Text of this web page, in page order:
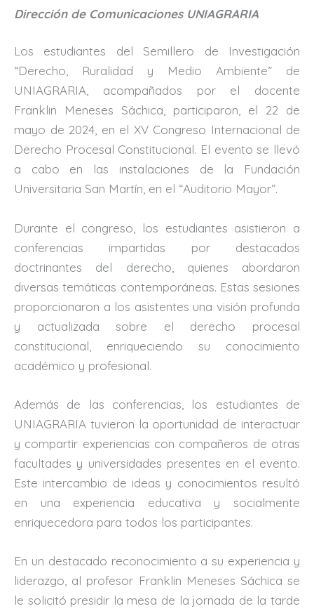
Dirección de Comunicaciones UNIAGRARIA
Los estudiantes del Semillero de Investigación
“Derecho, Ruralidad y Medio Ambiente” de
UNIAGRARIA, acompañados por el docente
Franklin Meneses Sáchica, participaron, el 22 de
mayo de 2024, en el XV Congreso Internacional de
Derecho Procesal Constitucional. El evento se llevó
a cabo en las instalaciones de la Fundación
Universitaria San Martín, en el “Auditorio Mayor”.
Durante el congreso, los estudiantes asistieron a
conferencias impartidas por destacados
doctrinantes del derecho, quienes abordaron
diversas temáticas contemporáneas. Estas sesiones
proporcionaron a los asistentes una visión profunda
y actualizada sobre el derecho procesal
constitucional, enriqueciendo su conocimiento
académico y profesional.
Además de las conferencias, los estudiantes de
UNIAGRARIA tuvieron la oportunidad de interactuar
y compartir experiencias con compañeros de otras
facultades y universidades presentes en el evento.
Este intercambio de ideas y conocimientos resultó
en una experiencia educativa y socialmente
enriquecedora para todos los participantes.
En un destacado reconocimiento a su experiencia y
liderazgo, al profesor Franklin Meneses Sáchica se
le solicitó presidir la mesa de la jornada de la tarde